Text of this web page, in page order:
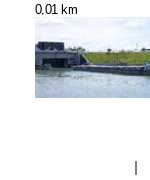
0,01 km